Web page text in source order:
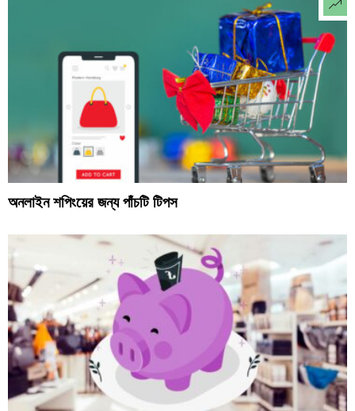
অনলাইন শপিংয়ের জন্য পাঁচটি টিপস